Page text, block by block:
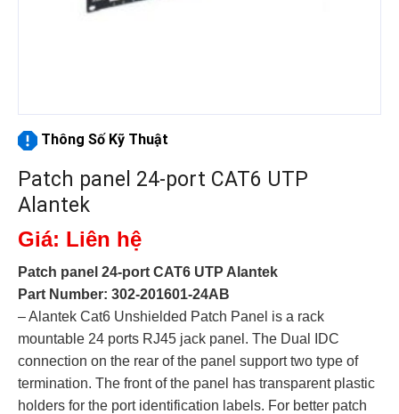
Thông Số Kỹ Thuật
Patch panel 24-port CAT6 UTP
Alantek
Giá: Liên hệ
Patch panel 24-port CAT6 UTP Alantek
Part Number: 302-201601-24AB
– Alantek Cat6 Unshielded Patch Panel is a rack
mountable 24 ports RJ45 jack panel. The Dual IDC
connection on the rear of the panel support two type of
termination. The front of the panel has transparent plastic
holders for the port identification labels. For better patch